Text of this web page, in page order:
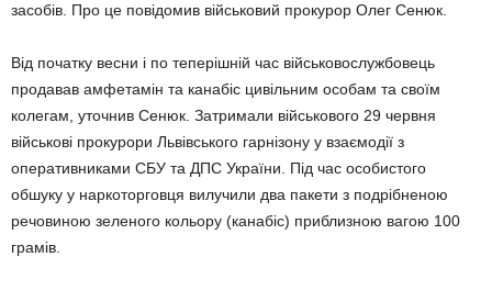
засобів. Про це повідомив військовий прокурор Олег Сенюк.
Від початку весни і по теперішній час військовослужбовець
продавав амфетамін та канабіс цивільним особам та своїм
колегам, уточнив Сенюк. Затримали військового 29 червня
військові прокурори Львівського гарнізону у взаємодії з
оперативниками СБУ та ДПС України. Під час особистого
обшуку у наркоторговця вилучили два пакети з подрібненою
речовиною зеленого кольору (канабіс) приблизною вагою 100
грамів.